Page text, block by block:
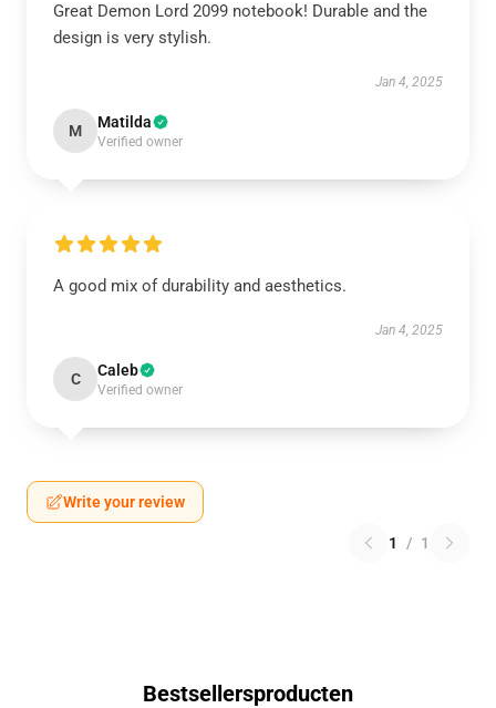
Great Demon Lord 2099 notebook! Durable and the
design is very stylish.
Jan 4, 2025
M Matilda
Verified owner
A good mix of durability and aesthetics.
Jan 4, 2025
C Caleb
Verified owner
Write your review
1 / 1
Bestsellersproducten